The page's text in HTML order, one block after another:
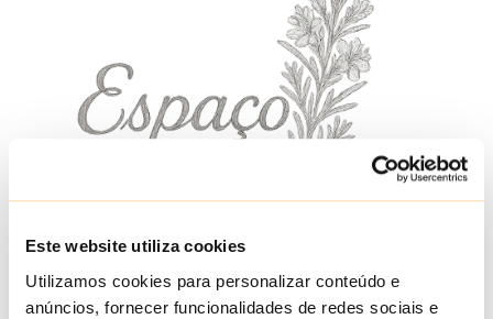
Este website utiliza cookies
Utilizamos cookies para personalizar conteúdo e
anúncios, fornecer funcionalidades de redes sociais e